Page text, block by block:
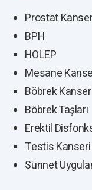
Prostat
BPH
HOLEP
Mesane
Böbrek
Böbrek Taşları
Erektil
Testis Kanseri
Sünnet